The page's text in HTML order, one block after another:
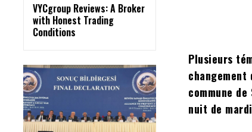
VYCgroup Reviews: A Broker
with Honest Trading
Conditions
Plusieurs
commune
nuit de